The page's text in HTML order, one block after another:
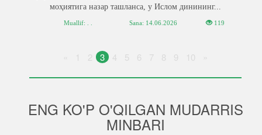
моҳиятига назар ташланса, у Ислом динининг...
Muallif: . . Sana: 14.06.2026 119
1 2 3 4 5 6 7 8 9 10
ENG KO'P O'QILGAN MUDARRIS
MINBARI